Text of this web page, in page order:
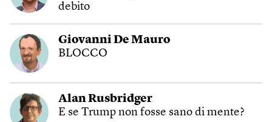
debito
Giovanni De Mauro
BLOCCO
Alan Rusbridger
E se Trump non fosse sano di mente?